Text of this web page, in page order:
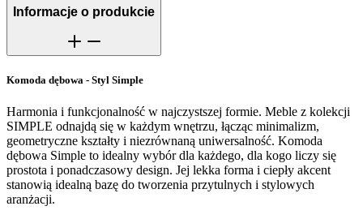
Informacje o produkcie
Komoda dębowa - Styl Simple
Harmonia i funkcjonalność w najczystszej formie. Meble z kolekcji
SIMPLE odnajdą się w każdym wnętrzu, łącząc minimalizm,
geometryczne kształty i niezrównaną uniwersalność. Komoda
dębowa Simple to idealny wybór dla każdego, dla kogo liczy się
prostota i ponadczasowy design. Jej lekka forma i ciepły akcent
stanowią idealną bazę do tworzenia przytulnych i stylowych
aranżacji.